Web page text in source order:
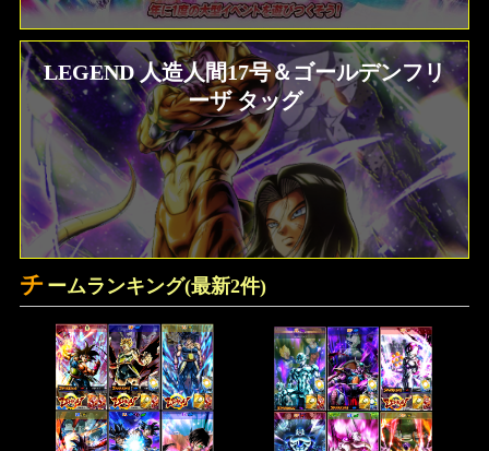
ソウル一覧効果、ステータス比較 ドラゴ
ンボールZ クロスキーパーズ
LEGEND 人造人間17号＆ゴールデンフリ
ーザ タッグ
チ ームランキング(最新2件)